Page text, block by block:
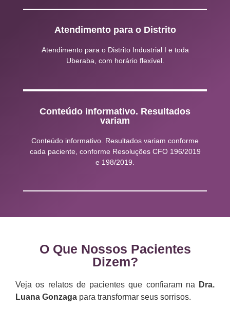
Atendimento para o Distrito
Atendimento para o Distrito Industrial I e toda
Uberaba, com horário flexível.
Conteúdo informativo. Resultados
variam
Conteúdo informativo. Resultados variam conforme
cada paciente, conforme Resoluções CFO 196/2019
e 198/2019.
O Que Nossos Pacientes
Dizem?
Veja os relatos de pacientes que confiaram na
Dra.
Luana Gonzaga para transformar seus sorrisos.